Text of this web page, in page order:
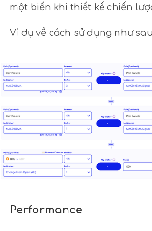
một biến khi thiết kế chiến
Ví dụ về cách sử dụng như
Performance